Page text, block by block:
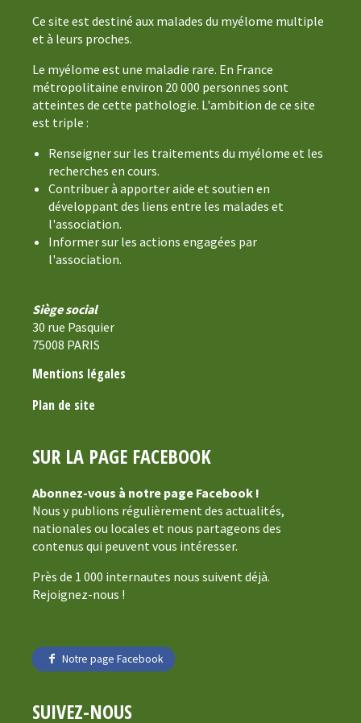
Ce site est destiné aux malades du myélome multiple
et à leurs proches.
Le myélome est une maladie rare. En France
métropolitaine environ 20 000 personnes sont
atteintes de cette pathologie. L'ambition de ce site
est triple :
Renseigner sur les traitements du myélome et les
recherches en cours.
Contribuer à apporter aide et soutien en
développant des liens entre les malades et
l'association.
Informer sur les actions engagées par
l'association.
Siège social
30 rue Pasquier
75008 PARIS
Mentions légales
Plan de site
SUR LA PAGE FACEBOOK
Abonnez-vous à notre page Facebook !
Nous y publions régulièrement des actualités,
nationales ou locales et nous partageons des
contenus qui peuvent vous intéresser.
Près de 1 000 internautes nous suivent déjà.
Rejoignez-nous !
Notre page Facebook
SUIVEZ-NOUS